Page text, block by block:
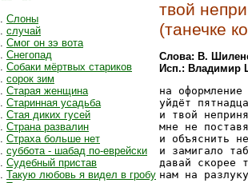
Слоны
случай
Смог он зэ вота
Снегопад
Собаки мёртвых стариков
сорок зим
Старая женщина
Старинная усадьба
Стая диких гусей
Страна развалин
Страха больше нет
суббота - шабад по-еврейски
Судебный пристав
Такую любовь я видел в гробу
твой
(танечке
Слова: В.
Исп.: Владимир
на оформление
уйдёт
и твой
мне не
и объяснить
и замигало
давай скорее
нам на